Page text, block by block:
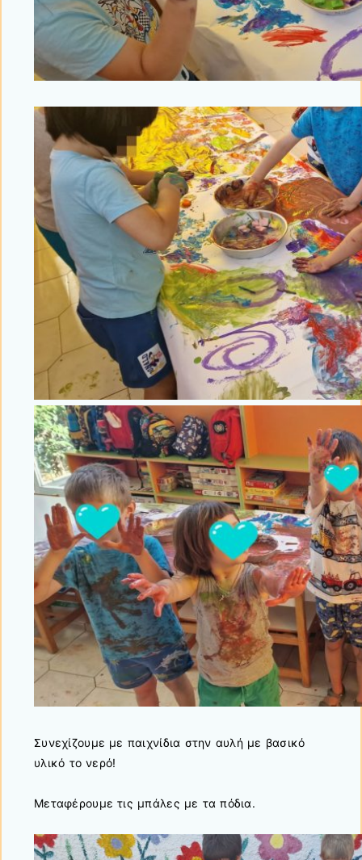
Συνεχίζουμε με παιχνίδια στην αυλή με βασικό
υλικό το νερό!
Μεταφέρουμε τις μπάλες με τα πόδια.